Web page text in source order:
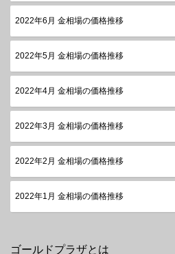
2022年6月 金相場の価格推移
2022年5月 金相場の価格推移
2022年4月 金相場の価格推移
2022年3月 金相場の価格推移
2022年2月 金相場の価格推移
2022年1月 金相場の価格推移
ゴールドプラザとは